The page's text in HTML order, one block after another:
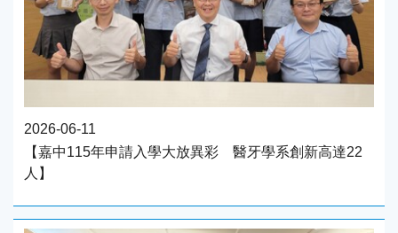
2026-06-11
【嘉中115年申請入學大放異彩 醫牙學系創新高達22
人】